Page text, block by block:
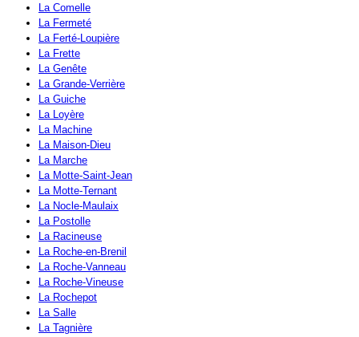
La Comelle
La Fermeté
La Ferté-Loupière
La Frette
La Genête
La Grande-Verrière
La Guiche
La Loyère
La Machine
La Maison-Dieu
La Marche
La Motte-Saint-Jean
La Motte-Ternant
La Nocle-Maulaix
La Postolle
La Racineuse
La Roche-en-Brenil
La Roche-Vanneau
La Roche-Vineuse
La Rochepot
La Salle
La Tagnière